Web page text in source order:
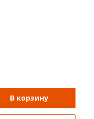
В корзину